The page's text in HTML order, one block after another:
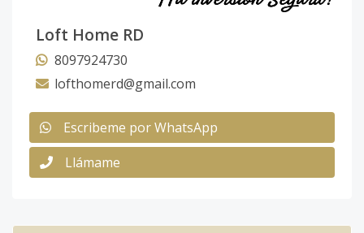
Loft Home RD
8097924730
lofthomerd@gmail.com
Escribeme por WhatsApp
Llámame